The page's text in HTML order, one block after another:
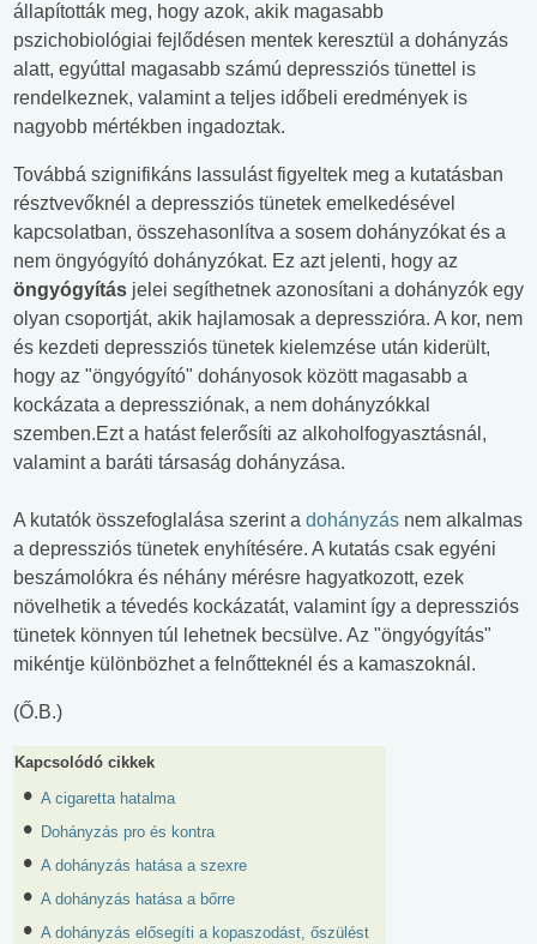
állapították meg, hogy azok, akik magasabb
pszichobiológiai fejlődésen mentek keresztül a dohányzás
alatt, egyúttal magasabb számú depressziós tünettel is
rendelkeznek, valamint a teljes időbeli eredmények is
nagyobb mértékben ingadoztak.
Továbbá szignifikáns lassulást figyeltek meg a kutatásban
résztvevőknél a depressziós tünetek emelkedésével
kapcsolatban, összehasonlítva a sosem dohányzókat és a
nem öngyógyító dohányzókat. Ez azt jelenti, hogy az
öngyógyítás jelei segíthetnek azonosítani a dohányzók egy
olyan csoportját, akik hajlamosak a depresszióra. A kor, nem
és kezdeti depressziós tünetek kielemzése után kiderült,
hogy az "öngyógyító" dohányosok között magasabb a
kockázata a depressziónak, a nem dohányzókkal
szemben.Ezt a hatást felerősíti az alkoholfogyasztásnál,
valamint a baráti társaság dohányzása.
A kutatók összefoglalása szerint a dohányzás nem alkalmas
a depressziós tünetek enyhítésére. A kutatás csak egyéni
beszámolókra és néhány mérésre hagyatkozott, ezek
növelhetik a tévedés kockázatát, valamint így a depressziós
tünetek könnyen túl lehetnek becsülve. Az "öngyógyítás"
mikéntje különbözhet a felnőtteknél és a kamaszoknál.
(Ő.B.)
Kapcsolódó cikkek
A cigaretta hatalma
Dohányzás pro és kontra
A dohányzás hatása a szexre
A dohányzás hatása a bőrre
A dohányzás elősegíti a kopaszodást, őszülést